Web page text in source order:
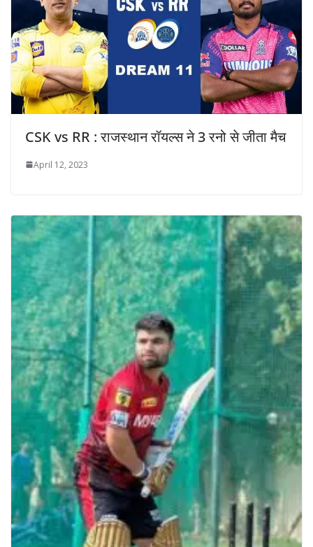
CSK vs RR : राजस्थान रॉयल्स ने 3 रनो से जीता मैच
April 12, 2023